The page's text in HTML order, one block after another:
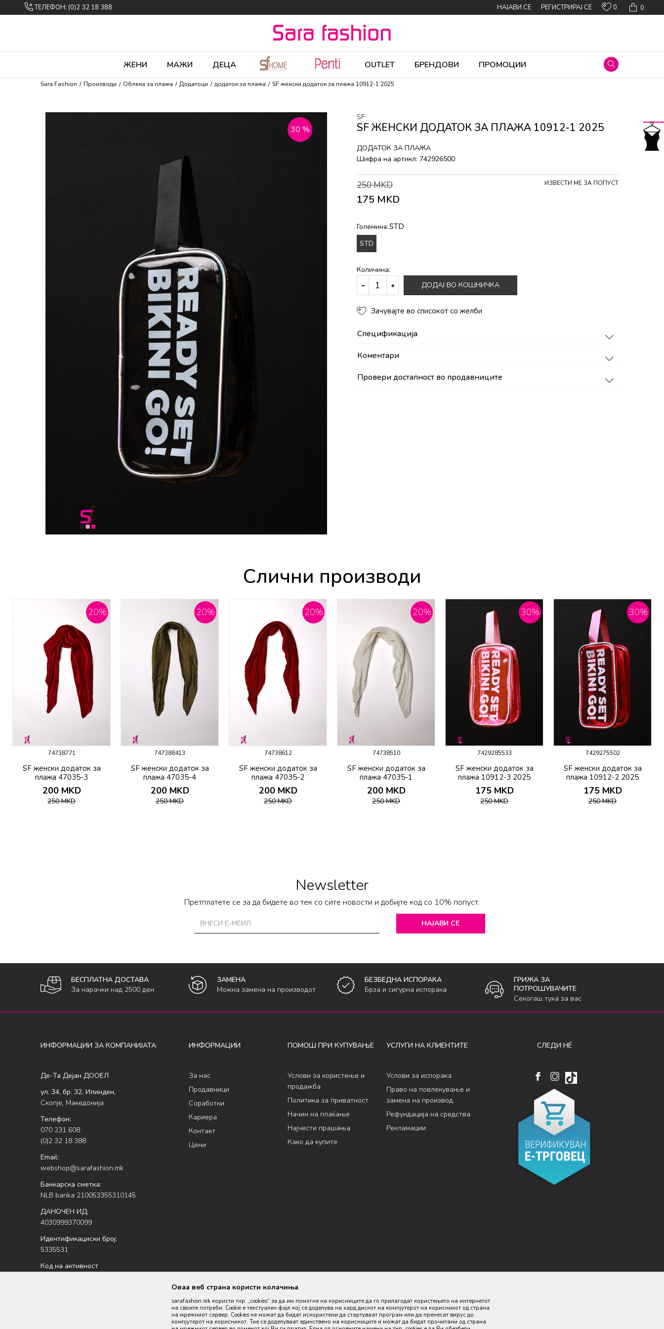
ТЕЛЕФОН: (0)2 32 18 388 0
0
НАЈАВИ СЕ РЕГИСТРИРАЈ СЕ
ЖЕНИ МАЖИ ДЕЦА OUTLET БРЕНДОВИ ПРОМОЦИИ
Sara Fashion Производи Облека за плажа Додатоци додаток за плажа SF женски додаток за плажа 10912-1 2025
30 %
SF
SF ЖЕНСКИ ДОДАТОК ЗА ПЛАЖА 10912-1 2025
ДОДАТОК ЗА ПЛАЖА
Шифра на артикл: 742926500
250MKD
175 MKD
ИЗВЕСТИ МЕ ЗА ПОПУСТ
Големина:STD
STD
Количина:
ДОДАЈ ВО КОШНИЧКА
Зачувајте во списокот со желби
Спецификација
Коментари
Провери достапност во продавниците
Слични производи
20%
74738771
SF женски додаток за
плажа 47035-3
200 MKD
250MKD
20%
747388413
SF женски додаток за
плажа 47035-4
200 MKD
250MKD
20%
74738612
SF женски додаток за
плажа 47035-2
200 MKD
250MKD
20%
74738510
SF женски додаток за
плажа 47035-1
200 MKD
250MKD
30%
7429285533
SF женски додаток за
плажа 10912-3 2025
175 MKD
250MKD
30%
7429275502
SF женски додаток за
плажа 10912-2 2025
175 MKD
250MKD
Newsletter
Претплатете се за да бидете во тек со сите новости и добијте код со 10% попуст.
НАЈАВИ СЕ
БЕСПЛАТНА ДОСТАВА
За нарачки над 2500 ден
ЗАМЕНА
Можна замена на производот
БЕЗБЕДНА ИСПОРАКА
Брза и сигурна испорака
ГРИЖА ЗА
ПОТРОШУВАЧИТЕ
Секогаш тука за вас
ИНФОРМАЦИИ ЗА КОМПАНИЈАТА
Де-Та Дејан ДООЕЛ
ул. 34, бр. 32, Илинден,
Скопје, Македонија
Телефон:
070 231 608
(0)2 32 18 388
Email:
webshop@sarafashion.mk
Банкарска сметка:
NLB banka 210053355310145
ДАНОЧЕН ИД:
4030999370099
Идентификациски број:
5335531
Код на активност
ИНФОРМАЦИИ
За нас
Продавници
Соработки
Кариера
Контакт
Цени
ПОМОШ ПРИ КУПУВАЊЕ
Услови за користење и
продажба
Политика за приватност
Начин на плаќање
Најчести прашања
Како да купите
УСЛУГИ НА КЛИЕНТИТЕ
Услови за испорака
Право на повлекување и
замена на производ
Рефундација на средства
Рекламации
СЛЕДИ НÉ
Оваа веб страна користи колачиња
sarafashion.mk користи тнр. „cookies“ за да им помогне на корисниците да го прилагодат користењето на интернетот
на своите потреби. Cookie е текстуален фајл кој се доделува на хард дискот на компјутерот на корисникот од страна
на мрежниот сервер. Cookies не можат да бидат искористени да стартуваат програм или да пренесат вирус до
компјутерот на корисникот. Тие се доделуваат единствено на корисниците и можат да бидат прочитани од страна